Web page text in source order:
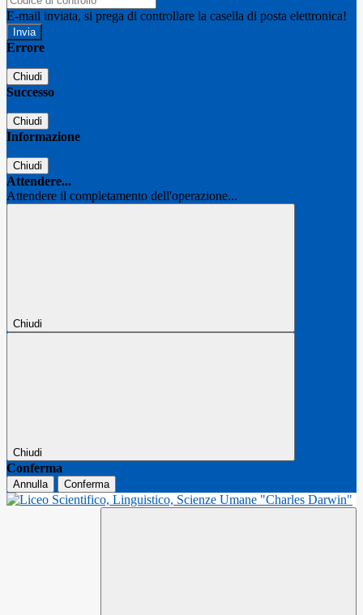
E-mail inviata, si prega di controllare la casella di posta elettronica!
Errore
Chiudi
Successo
Chiudi
Informazione
Chiudi
Attendere...
Attendere il completamento dell'operazione...
Chiudi
Chiudi
Conferma
Annulla Conferma